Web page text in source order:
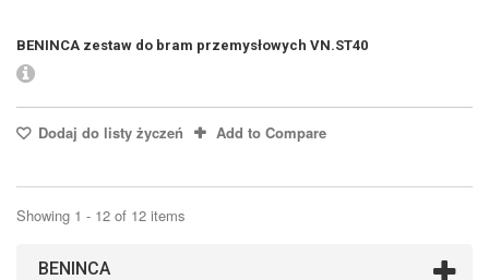
BENINCA zestaw do bram przemysłowych VN.ST40
Dodaj do listy życzeń Add to Compare
Showing 1 - 12 of 12 items
BENINCA